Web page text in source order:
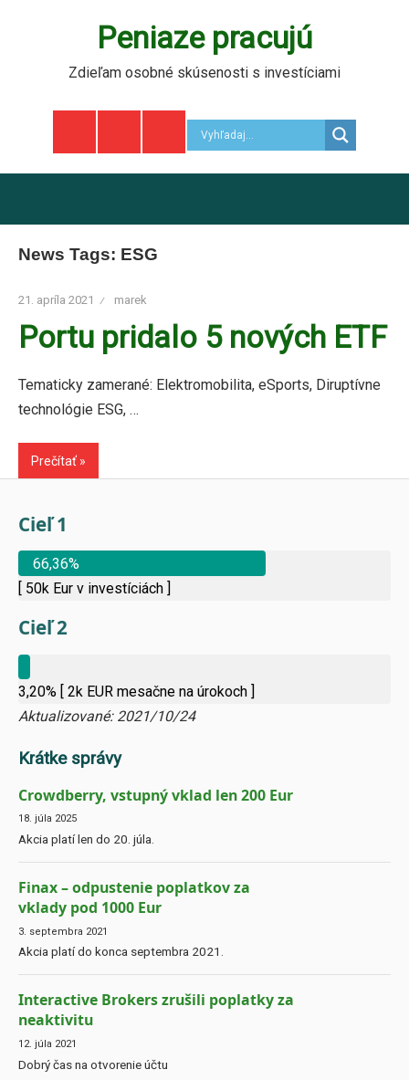
Peniaze pracujú
Zdieľam osobné skúsenosti s investíciami
News Tags: ESG
21. apríla 2021 marek
Portu pridalo 5 nových ETF
Tematicky zamerané: Elektromobilita, eSports, Diruptívne
technológie ESG, …
Prečítať
Cieľ 1
66,36%
[ 50k Eur v investíciách ]
Cieľ 2
3,20% [ 2k EUR mesačne na úrokoch ]
Aktualizované: 2021/10/24
Krátke správy
Crowdberry, vstupný vklad len 200 Eur
18. júla 2025
Akcia platí len do 20. júla.
Finax – odpustenie poplatkov za
vklady pod 1000 Eur
3. septembra 2021
Akcia platí do konca septembra 2021.
Interactive Brokers zrušili poplatky za
neaktivitu
12. júla 2021
Dobrý čas na otvorenie účtu